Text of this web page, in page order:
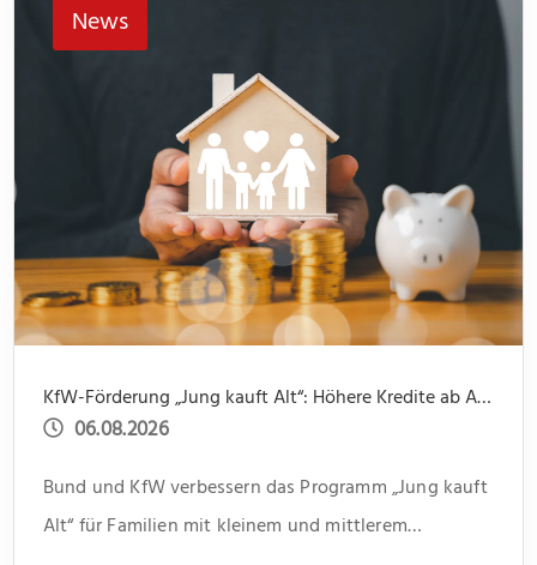
News
KfW-Förderung „Jung kauft Alt“: Höhere Kredite ab August 2026
06.08.2026
Bund und KfW verbessern das Programm „Jung kauft
Alt“ für Familien mit kleinem und mittlerem